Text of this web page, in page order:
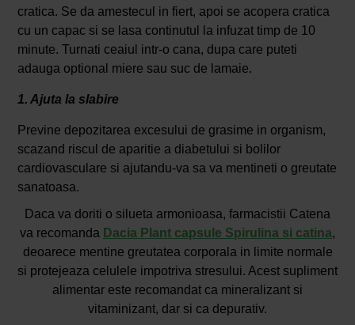
cratica. Se da amestecul in fiert, apoi se acopera cratica
cu un capac si se lasa continutul la infuzat timp de 10
minute. Turnati ceaiul intr-o cana, dupa care puteti
adauga optional miere sau suc de lamaie.
1. Ajuta la slabire
Previne depozitarea excesului de grasime in organism,
scazand riscul de aparitie a diabetului si bolilor
cardiovasculare si ajutandu-va sa va mentineti o greutate
sanatoasa.
Daca va doriti o silueta armonioasa, farmacistii Catena
va recomanda Dacia Plant capsule Spirulina si catina,
deoarece mentine greutatea corporala in limite normale
si protejeaza celulele impotriva stresului. Acest supliment
alimentar este recomandat ca mineralizant si
vitaminizant, dar si ca depurativ.